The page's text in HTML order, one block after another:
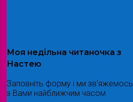
Моя недільна читаночка з
Настею
Заповніть форму і ми зв'яжемось
з Вами найближчим часом